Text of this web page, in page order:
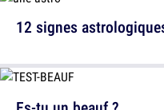
12 signes